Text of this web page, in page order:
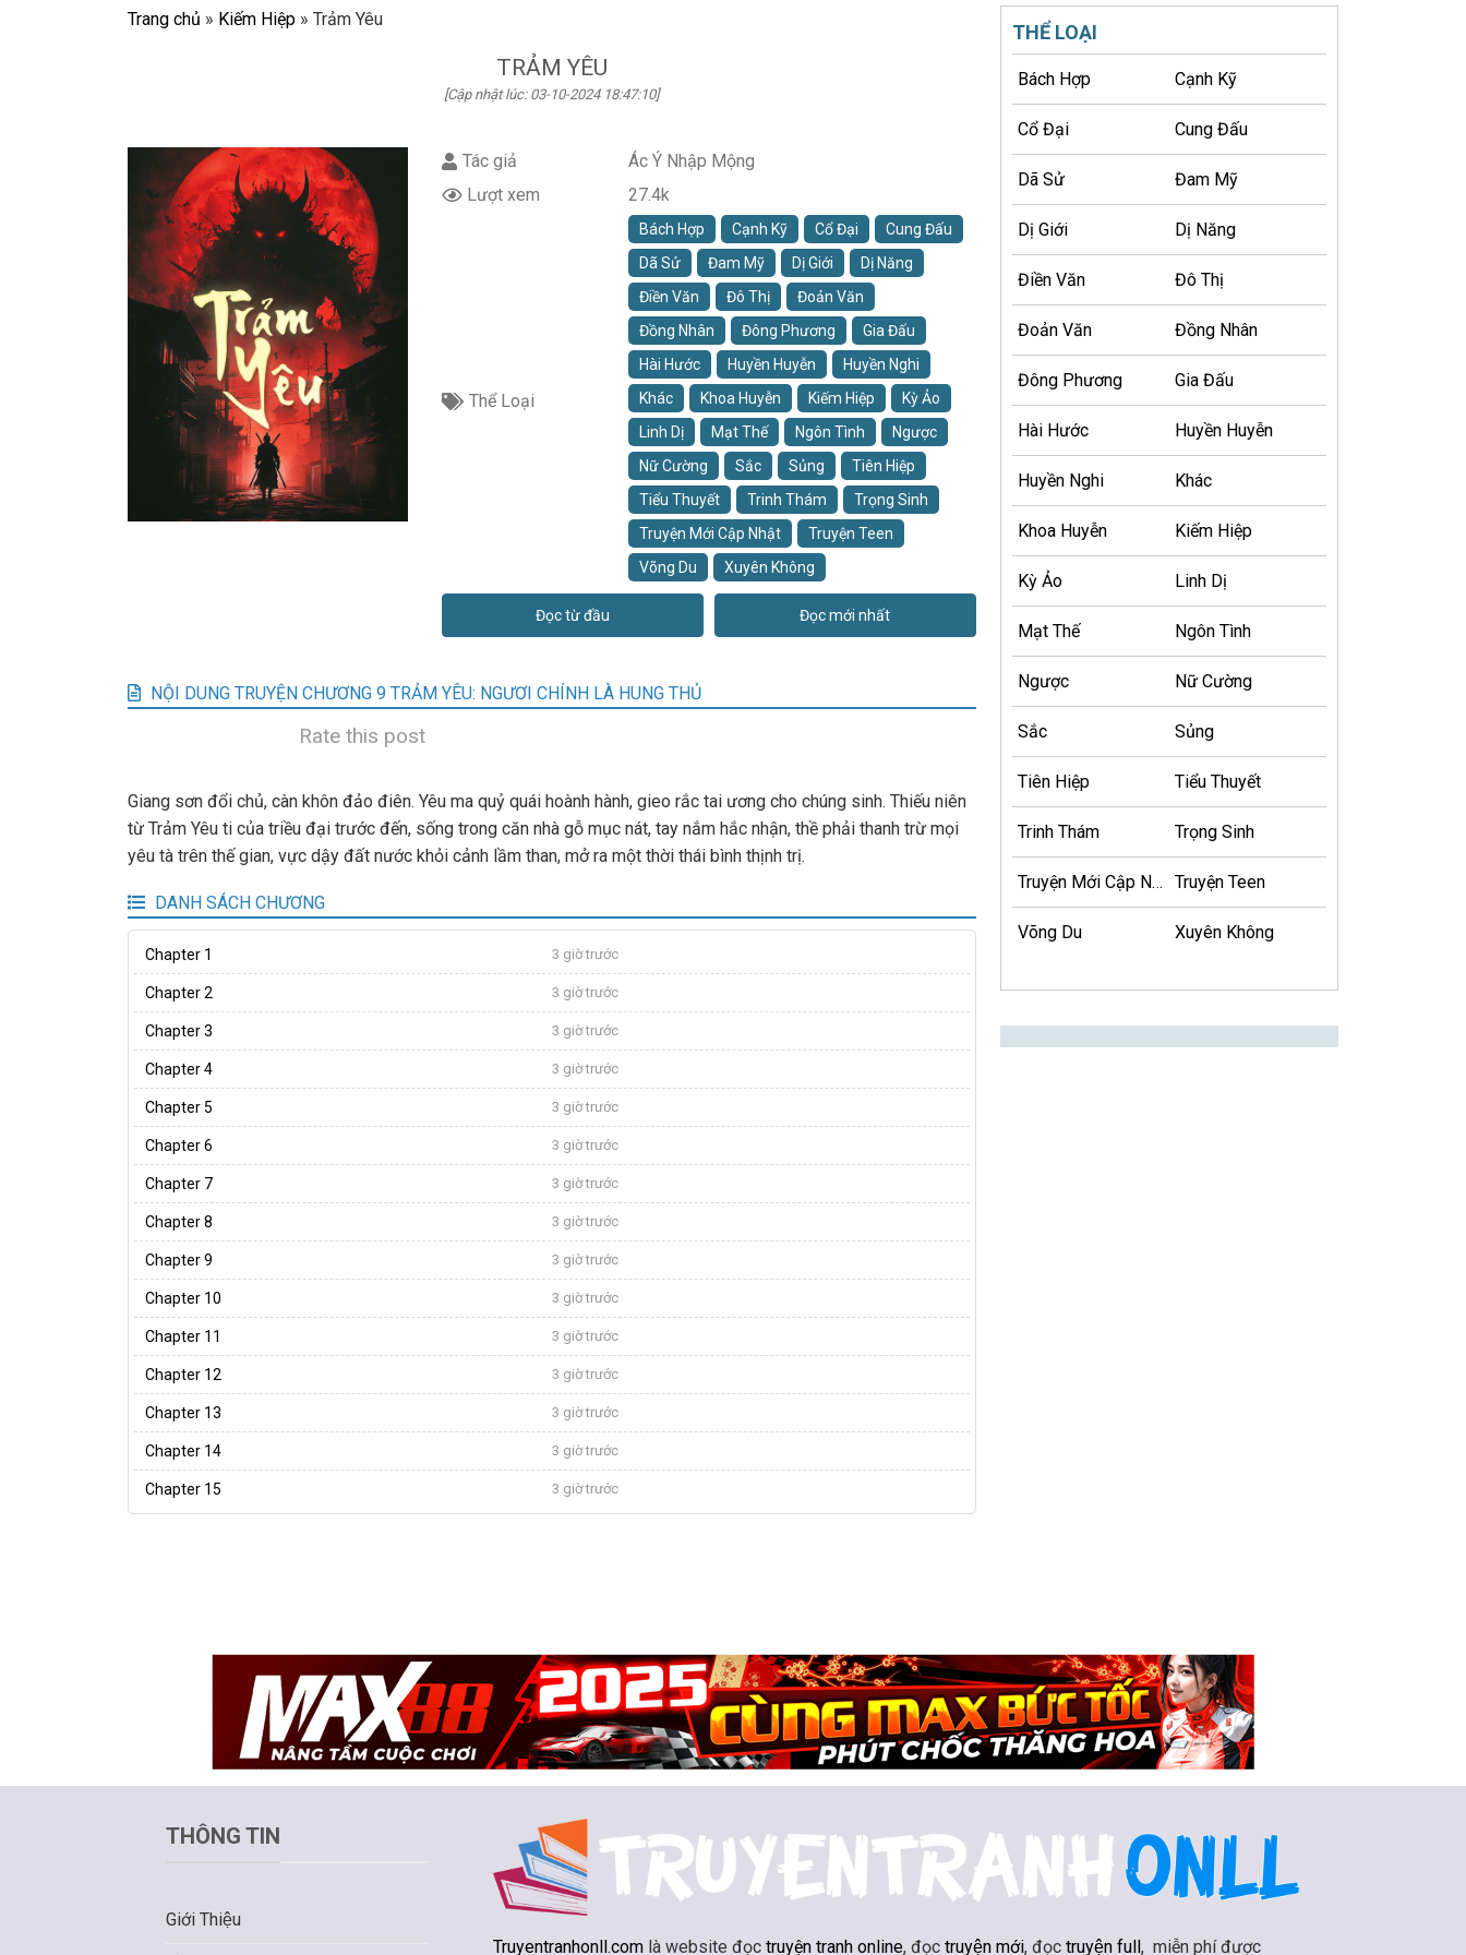
Trang chủ » Kiếm Hiệp » Trảm Yêu
TRẢM YÊU
[Cập nhật lúc: 03-10-2024 18:47:10]
Tác giả
Ác Ý Nhập Mộng
Lượt xem
27.4k
Thể Loại
Bách Hợp Cạnh Kỹ Cổ Đại
Cung Đấu
Dã Sử
Đam Mỹ Dị Giới
Dị Năng
Điền Văn
Đô Thị
Đoản Văn
Đồng Nhân
Đông Phương
Gia Đấu
Hài Hước
Huyền Huyễn
Huyền Nghi
Khác
Khoa Huyễn Kiếm Hiệp
Kỳ Ảo
Linh Dị
Mạt Thế Ngôn Tình
Ngược
Nữ Cường
Sắc Sủng
Tiên Hiệp
Tiểu Thuyết
Trinh Thám
Trọng Sinh
Truyện Mới Cập Nhật
Truyện Teen
Võng Du
Xuyên Không
Đọc từ đầu Đọc mới nhất
NỘI DUNG TRUYỆN CHƯƠNG 9 TRẢM YÊU: NGƯƠI CHÍNH LÀ HUNG THỦ
Rate this post
Giang sơn đổi chủ, càn khôn đảo điên. Yêu ma quỷ quái hoành hành, gieo rắc tai ương cho chúng sinh. Thiếu niên
từ Trảm Yêu ti của triều đại trước đến, sống trong căn nhà gỗ mục nát, tay nắm hắc nhận, thề phải thanh trừ mọi
yêu tà trên thế gian, vực dậy đất nước khỏi cảnh lầm than, mở ra một thời thái bình thịnh trị.
DANH SÁCH CHƯƠNG
Chapter 1 3 giờ trước
Chapter 2 3 giờ trước
Chapter 3 3 giờ trước
Chapter 4 3 giờ trước
Chapter 5 3 giờ trước
Chapter 6 3 giờ trước
Chapter 7 3 giờ trước
Chapter 8 3 giờ trước
Chapter 9 3 giờ trước
Chapter 10 3 giờ trước
Chapter 11 3 giờ trước
Chapter 12 3 giờ trước
Chapter 13 3 giờ trước
Chapter 14 3 giờ trước
Chapter 15 3 giờ trước
THỂ LOẠI
Bách Hợp Cạnh Kỹ
Cổ Đại Cung Đấu
Dã Sử Đam Mỹ
Dị Giới Dị Năng
Điền Văn Đô Thị
Đoản Văn Đồng Nhân
Đông Phương Gia Đấu
Hài Hước Huyền Huyễn
Huyền Nghi Khác
Khoa Huyễn Kiếm Hiệp
Kỳ Ảo Linh Dị
Mạt Thế Ngôn Tình
Ngược Nữ Cường
Sắc Sủng
Tiên Hiệp Tiểu Thuyết
Trinh Thám Trọng Sinh
Truyện Mới Cập Nhật Truyện Teen
Võng Du Xuyên Không
THÔNG TIN
Giới Thiệu
Truyentranhonll.com là website đọc truyện tranh online, đọc truyện mới, đọc truyện full, miễn phí được